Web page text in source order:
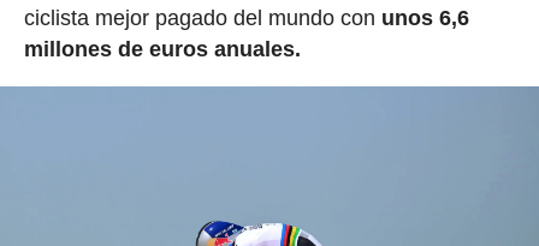
ciclista mejor pagado del mundo con unos 6,6
millones de euros anuales.